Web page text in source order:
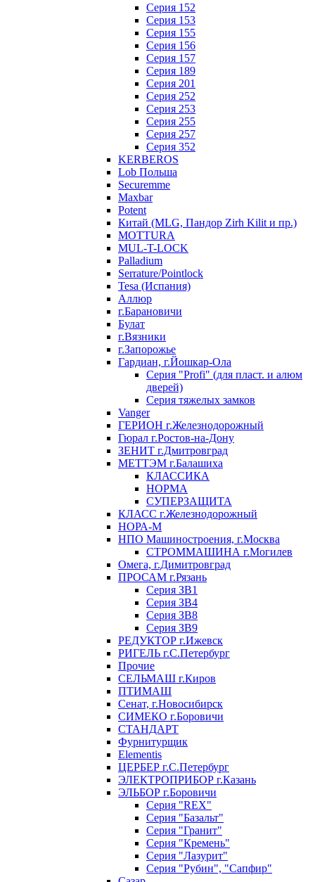
Серия 152
Серия 153
Серия 155
Серия 156
Серия 157
Серия 189
Серия 201
Серия 252
Серия 253
Серия 255
Серия 257
Серия 352
KERBEROS
Lob Польша
Securemme
Maxbar
Potent
Китай (MLG, Пандор Zirh Kilit и пр.)
MOTTURA
MUL-T-LOCK
Palladium
Serrature/Pointlock
Tesa (Испания)
Аллюр
г.Барановичи
Булат
г.Вязники
г.Запорожье
Гардиан, г.Йошкар-Ола
Серия "Profi" (для пласт. и алюм
дверей)
Серия тяжелых замков
Vanger
ГЕРИОН г.Железнодорожный
Гюрал г.Ростов-на-Дону
ЗЕНИТ г.Дмитровград
МЕТТЭМ г.Балашиха
КЛАССИКА
НОРМА
СУПЕРЗАЩИТА
КЛАСС г.Железнодорожный
НОРА-М
НПО Машиностроения, г.Москва
СТРОММАШИНА г.Могилев
Омега, г.Димитровград
ПРОСАМ г.Рязань
Серия ЗВ1
Серия ЗВ4
Серия ЗВ8
Серия ЗВ9
РЕДУКТОР г.Ижевск
РИГЕЛЬ г.С.Петербург
Прочие
СЕЛЬМАШ г.Киров
ПТИМАШ
Сенат, г.Новосибирск
СИМЕКО г.Боровичи
СТАНДАРТ
Фурнитурщик
Elementis
ЦЕРБЕР г.С.Петербург
ЭЛЕКТРОПРИБОР г.Казань
ЭЛЬБОР г.Боровичи
Серия "REX"
Серия "Базальт"
Серия "Гранит"
Серия "Кремень"
Серия "Лазурит"
Серия "Рубин", "Сапфир"